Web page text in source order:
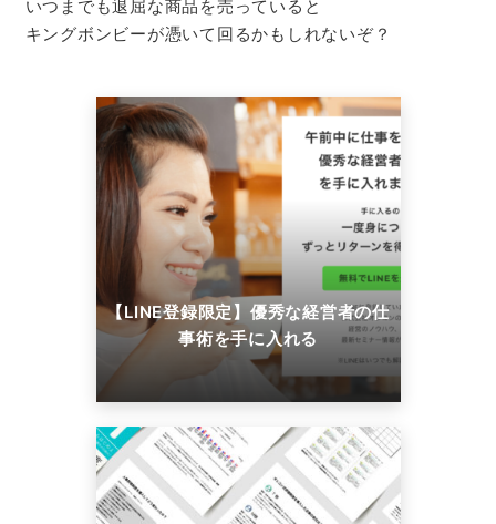
いつまでも退屈な商品を売っていると
キングボンビーが憑いて回るかもしれないぞ？
【LINE登録限定】優秀な経営者の仕
事術を手に入れる